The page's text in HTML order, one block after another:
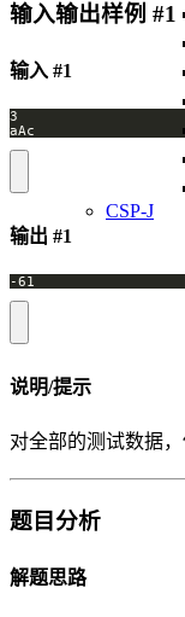
CSP-J
输入输出样例 #1
输入 #1
输出 #1
说明/提示
对全部的测试数据
题目分析
解题思路